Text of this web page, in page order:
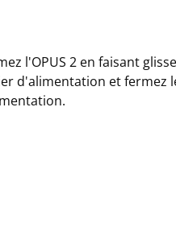
l'OPUS 2 en faisant
d'alimentation et fermez